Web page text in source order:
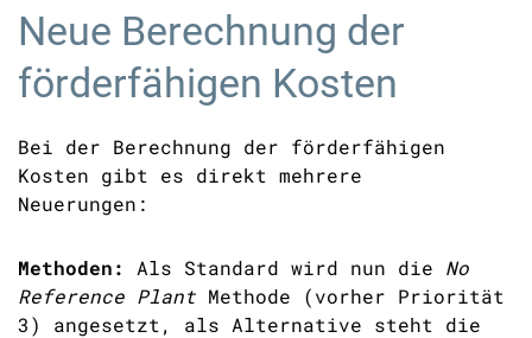
Neue Berechnung der
förderfähigen Kosten
Bei der Berechnung der förderfähigen
Kosten gibt es direkt mehrere
Neuerungen:
Methoden: Als Standard wird nun die No
Reference Plant Methode (vorher Priorität
3) angesetzt , als Alternative steht die